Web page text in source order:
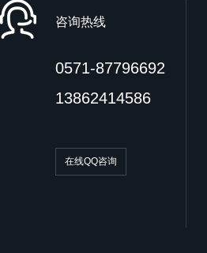
咨询热线
0571-87796692
13862414586
在线QQ咨询